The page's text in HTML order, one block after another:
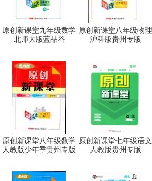
原创新课堂九年级数学
北师大版蓝品谷
原创新课堂八年级物理
沪科版贵州专版
原创新课堂八年级数学
人教版少年季贵州专版
原创新课堂七年级语文
人教版贵州专版